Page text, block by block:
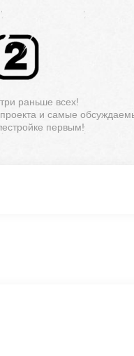
раньше всех!
и самые
первым!